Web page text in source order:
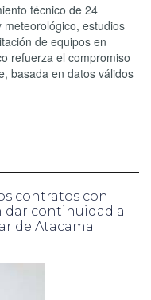
técnico de 24
estudios
de equipos en
refuerza el compromiso
basada en datos válidos
contratos con
dar continuidad a
de Atacama